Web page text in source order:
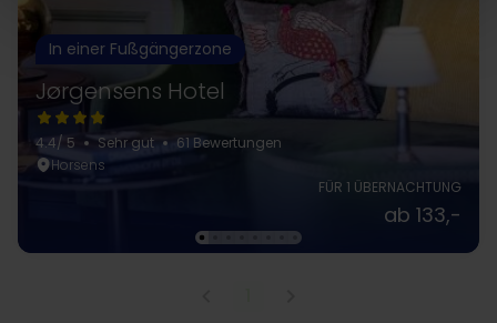
In einer Fußgängerzone
Jørgensens Hotel
4.4/ 5 Sehr gut
61 Bewertungen
Horsens
FÜR 1 ÜBERNACHTUNG
ab 133,-